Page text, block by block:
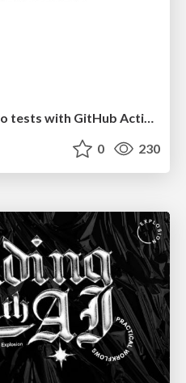
Lightning talk: Run Django tests with GitHub Actions
0 230